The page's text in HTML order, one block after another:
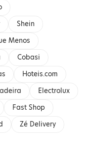
Shein
Menos
Cobasi
Hoteis.com
Electrolux
Fast Shop
Zé Delivery